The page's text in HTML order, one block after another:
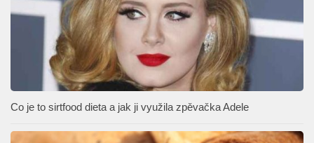
Co je to sirtfood dieta a jak ji využila zpěvačka Adele